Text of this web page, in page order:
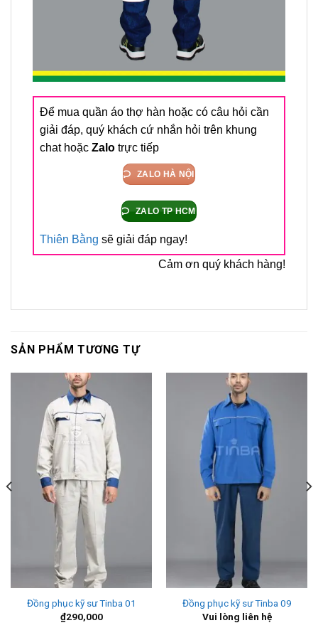
Để mua quần áo thợ hàn hoặc có câu hỏi cần
giải đáp, quý khách cứ nhắn hỏi trên khung
chat hoặc Zalo trực tiếp
ZALO HÀ NỘI
ZALO TP HCM
Thiên Bằng sẽ giải đáp ngay!
Cảm ơn quý khách hàng!
SẢN PHẨM TƯƠNG TỰ
Đồng phục kỹ sư Tinba 01
₫290,000
Đồng phục kỹ sư Tinba 09
Vui lòng liên hệ